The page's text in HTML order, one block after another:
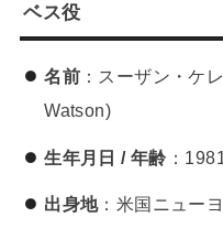
ベス役
名前：スーザン・ケ
Watson)
生年月日 / 年齢 ：
出身地：米国ニュー